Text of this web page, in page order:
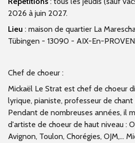
2026 à juin 2027.
Lieu : maison de quartier La
Tübingen - 13090 - AIX-En-
Chef de choeur :
Mickaël Le Strat est chef de choeur
lyrique, pianiste, professeur de
Pendant de nombreuses années, il
d'artiste de choeur de haut niveau :
Avignon, Toulon, Chorégies, OJM,...